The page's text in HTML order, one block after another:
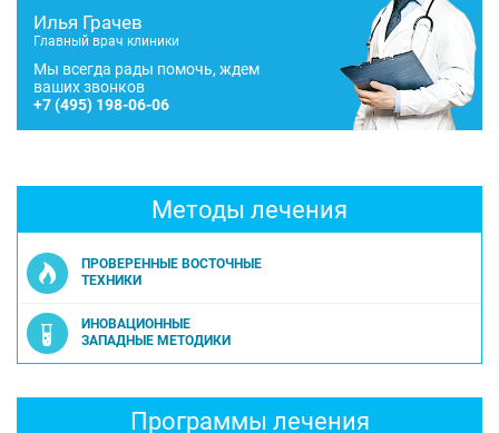
Илья Грачев
Главный врач клиники
Мы всегда рады помочь, ждем
ваших звонков
+7(495) 198-06-06
Методы лечения
ПРОВЕРЕННЫЕ ВОСТОЧНЫЕ
ТЕХНИКИ
ИНОВАЦИОННЫЕ
ЗАПАДНЫЕ МЕТОДИКИ
Программы лечения